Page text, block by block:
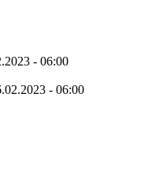
- 06:00
- 06:00